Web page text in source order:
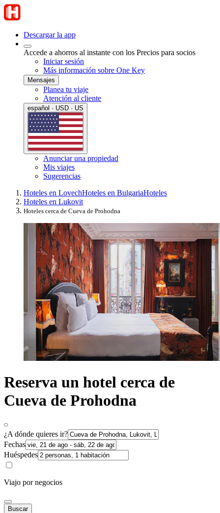
Descargar la app
Accede a ahorros al instante con los Precios para socios
Iniciar sesión
Más información sobre One Key
Mensajes
Planea tu viaje
Atención al cliente
español · USD · US
Anunciar una propiedad
Mis viajes
Sugerencias
Hoteles en LovechHoteles en BulgariaHoteles
Hoteles en Lukovit
Hoteles cerca de Cueva de Prohodna
Reserva un hotel cerca de
Cueva de Prohodna
¿A dónde quieres ir?
Fechas
Huéspedes
Viajo por negocios
Buscar